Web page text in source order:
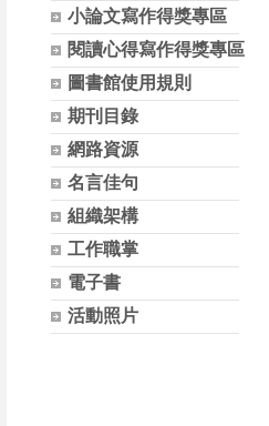
小論文寫作得獎專區
閱讀心得寫作得獎專區
圖書館使用規則
期刊目錄
網路資源
名言佳句
組織架構
工作職掌
電子書
活動照片